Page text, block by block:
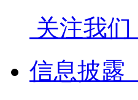
关注我们
信息披露